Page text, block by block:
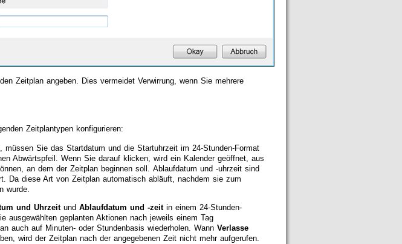
Zeitplan angeben. Dies vermeidet Verwirrung, wenn Sie mehrere
Zeitplantypen konfigurieren:
müssen Sie das Startdatum und die Startuhrzeit im 24-Stunden-Format
Abwärtspfeil. Wenn Sie darauf klicken, wird ein Kalender geöffnet, aus
an dem der Zeitplan beginnen soll. Ablaufdatum und -uhrzeit sind
Da diese Art von Zeitplan automatisch abläuft, nachdem sie zum
wurde.
und Uhrzeitund Ablaufdatum und -zeitin einem 24-Stunden-
ausgewählten geplanten Aktionen nach jeweils einem Tag
auch auf Minuten- oder Stundenbasis wiederholen. Wann Verlasse
wird der Zeitplan nach der angegebenen Zeit nicht mehr aufgerufen.